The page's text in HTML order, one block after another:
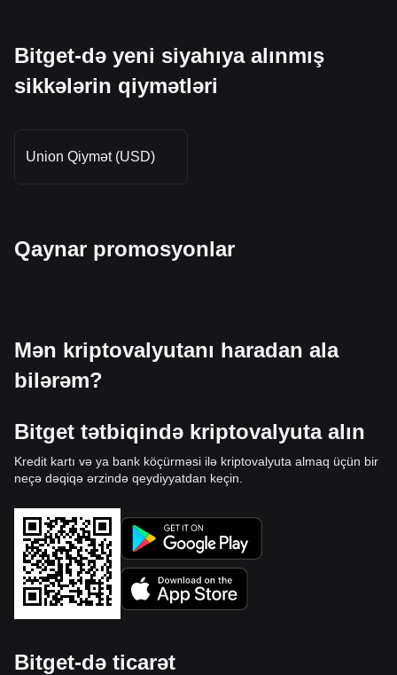
Bitget-də yeni siyahıya alınmış
sikkələrin qiymətləri
Union Qiymət (USD)
Qaynar promosyonlar
Mən kriptovalyutanı haradan ala
bilərəm?
Bitget tətbiqində kriptovalyuta alın
Kredit kartı və ya bank köçürməsi ilə kriptovalyuta almaq üçün bir
neçə dəqiqə ərzində qeydiyyatdan keçin.
Bitget-də ticarət